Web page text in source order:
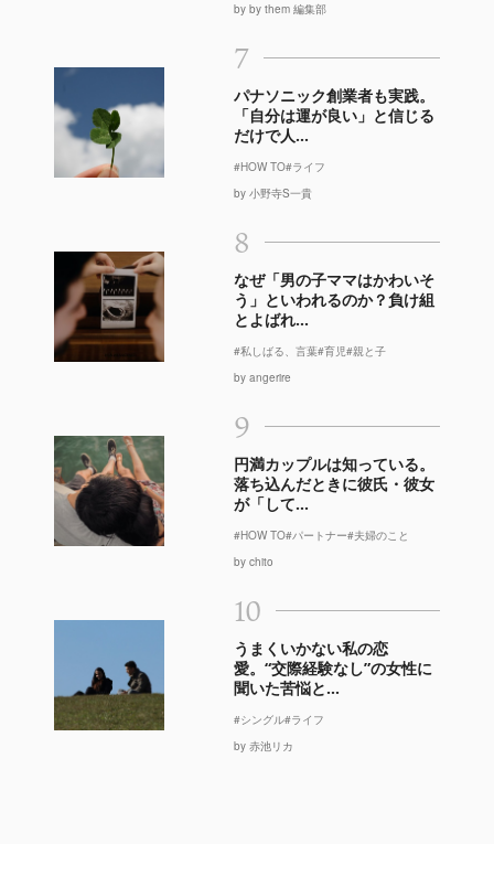
by by them 編集部
7
パナソニック創業者も実践。
「自分は運が良い」と信じる
だけで人...
#HOW TO#ライフ
by 小野寺S一貴
8
なぜ「男の子ママはかわいそ
う」といわれるのか？負け組
とよばれ...
#私しばる、言葉#育児#親と子
by angerire
9
円満カップルは知っている。
落ち込んだときに彼氏・彼女
が「して...
#HOW TO#パートナー#夫婦のこと
by chito
10
うまくいかない私の恋
愛。“交際経験なし”の女性に
聞いた苦悩と...
#シングル#ライフ
by 赤池リカ